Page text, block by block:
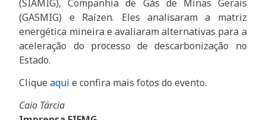
(SIAMIG), Companhia de Gás de Minas Gerais
(GASMIG) e Raízen. Eles analisaram a matriz
energética mineira e avaliaram alternativas para a
aceleração do processo de descarbonização no
Estado.
Cliqueaqui e confira mais fotos do evento.
Caio Tárcia